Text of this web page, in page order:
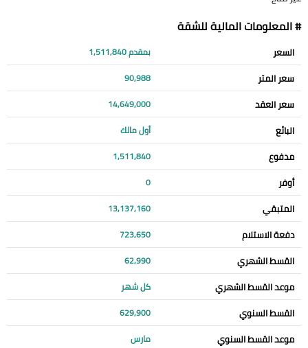
# المعلومات المالية للشقة
السعر بمقدم 1,511,840
سعر المتر 90,988
سعر العقد 14,649,000
البائع أول مالك
مدفوع 1,511,840
أوفر 0
المتبقي 13,137,160
دفعة الاستلام 723,650
القسط الشهري 62,990
موعد القسط الشهري كل شهر
القسط السنوي 629,900
موعد القسط السنوي مارس